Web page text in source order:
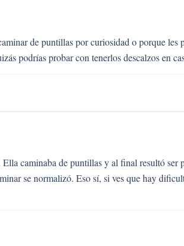
de puntillas por curiosidad o porque les
podrías probar con tenerlos descalzos en
caminaba de puntillas y al final resultó ser
se normalizó. Eso sí, si ves que hay